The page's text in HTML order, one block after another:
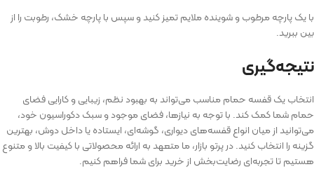
با یک پارچه مرطوب و شوینده ملایم تمیز کنید و سپس با پارچه خشک، رطوبت را از
بین ببرید.
نتیجه‌گیری
انتخاب یک قفسه حمام مناسب می‌تواند به بهبود نظم، زیبایی و کارایی فضای
حمام شما کمک کند. با توجه به نیازها، فضای موجود و سبک دکوراسیون خود،
می‌توانید از میان انواع قفسه‌های دیواری، گوشه‌ای، ایستاده یا داخل دوش، بهترین
گزینه را انتخاب کنید. در پرتو بازار، ما متعهد به ارائه محصولاتی با کیفیت بالا و متنوع
هستیم تا تجربه‌ای رضایت‌بخش از خرید برای شما فراهم کنیم.